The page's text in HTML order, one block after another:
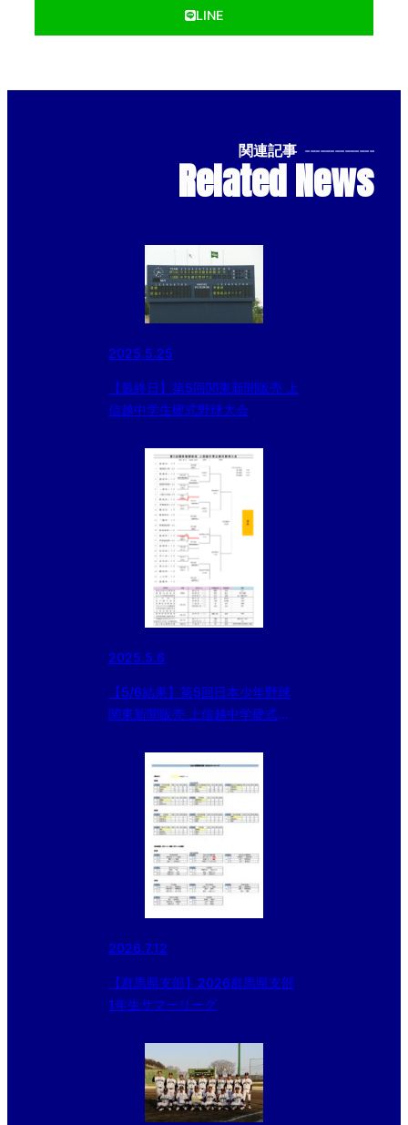
LINE
関連記事 --------------
Related News
2025.5.25
【最終日】第5回関東新聞販売 上
信越中学生硬式野球大会
2025.5.6
【5/6結果】第5回日本少年野球
関東新聞販売 上信越中学硬式野
2026.7.12
【群馬県支部】2026群馬県支部
1年生サマーリーグ